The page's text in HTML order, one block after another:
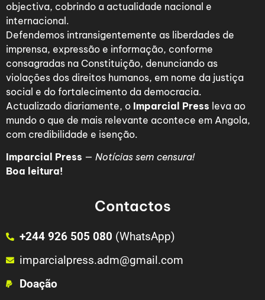
objectiva, cobrindo a actualidade nacional e
internacional.
Defendemos intransigentemente as liberdades de
imprensa, expressão e informação, conforme
consagradas na Constituição, denunciando as
violações dos direitos humanos, em nome da justiça
social e do fortalecimento da democracia.
Actualizado diariamente, o Imparcial Press leva ao
mundo o que de mais relevante acontece em Angola,
com credibilidade e isenção.
Imparcial Press — Notícias sem censura!
Boa leitura!
Contactos
+244 926 505 080 (WhatsApp)
imparcialpress.adm@gmail.com
Doação